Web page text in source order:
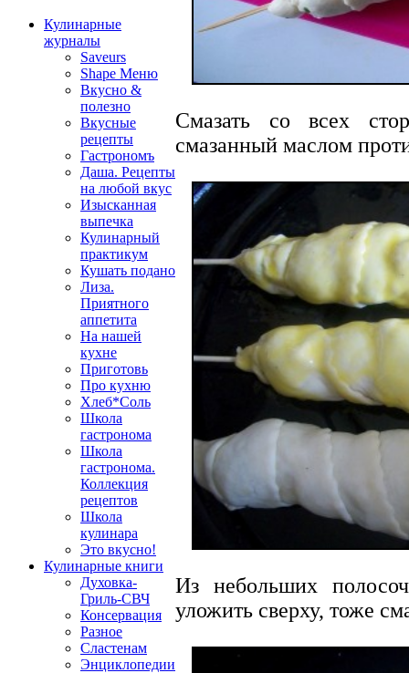
Кулинарные
журналы
Saveurs
Shape Меню
Вкусно &
полезно
Вкусные
рецепты
Гастрономъ
Даша. Рецепты
на любой вкус
Изысканная
выпечка
Кулинарный
практикум
Кушать подано
Лиза.
Приятного
аппетита
На нашей
кухне
Приготовь
Про кухню
Хлеб*Соль
Школа
гастронома
Школа
гастронома.
Коллекция
рецептов
Школа
кулинара
Это вкусно!
Кулинарные книги
Духовка-
Гриль-СВЧ
Консервация
Разное
Сластенам
Энциклопедии
Смазать со всех
смазанный маслом
Из небольших
уложить сверху, тоже